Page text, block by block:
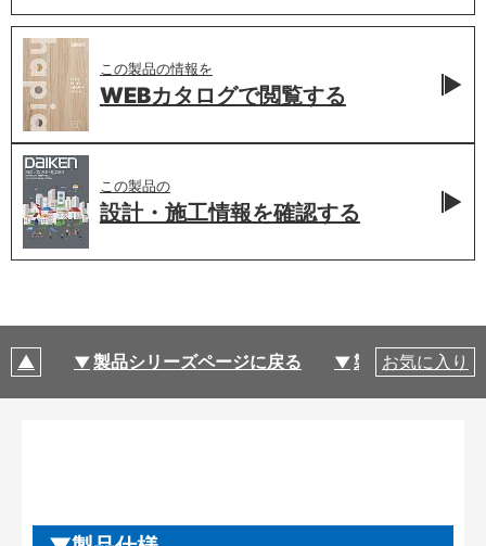
この製品の情報を
WEBカタログで閲覧する
この製品の
設計・施工情報を確認する
製品シリーズページに戻る 製品仕様
お気に入り